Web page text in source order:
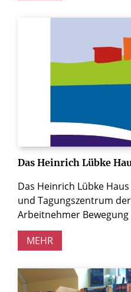
Das Heinrich Lübke
Das Heinrich Lübke
und Tagungszentrum
Arbeitnehmer Bewegung
MEHR